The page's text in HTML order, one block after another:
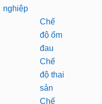
nghiệp
Chế
độ ốm
đau
Chế
độ thai
sản
Chế